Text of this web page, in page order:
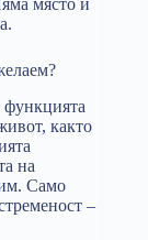
както
на
им. Само
–